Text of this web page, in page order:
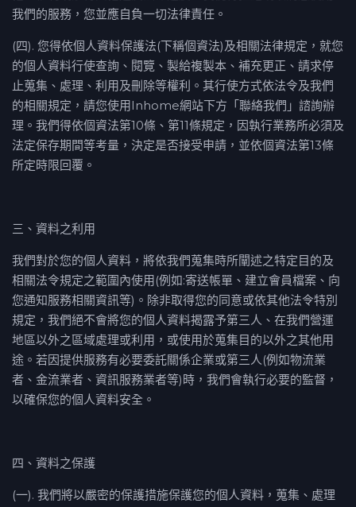
我們的服務，您並應自負一切法律責任。
(四). 您得依個人資料保護法(下稱個資法)及相關法律規定，就您
的個人資料行使查詢、閱覽、製給複製本、補充更正、請求停
止蒐集、處理、利用及刪除等權利。其行使方式依法令及我們
的相關規定，請您使用Inhome網站下方「聯絡我們」諮詢辦
理。我們得依個資法第10條、第11條規定，因執行業務所必須及
法定保存期間等考量，決定是否接受申請，並依個資法第13條
所定時限回覆。
三、資料之利用
我們對於您的個人資料，將依我們蒐集時所闡述之特定目的及
相關法令規定之範圍內使用(例如:寄送帳單、建立會員檔案、向
您通知服務相關資訊等)。除非取得您的同意或依其他法令特別
規定，我們絕不會將您的個人資料揭露予第三人、在我們營運
地區以外之區域處理或利用，或使用於蒐集目的以外之其他用
途。若因提供服務有必要委託關係企業或第三人(例如物流業
者、金流業者、資訊服務業者等)時，我們會執行必要的監督，
以確保您的個人資料安全。
四、資料之保護
(一). 我們將以嚴密的保護措施保護您的個人資料，蒐集、處理